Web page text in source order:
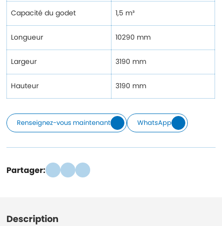
Capacité du godet 1,5 m³
Longueur 10290 mm
Largeur 3190 mm
Hauteur 3190 mm
Renseignez-vous maintenant WhatsApp
Partager:
Description